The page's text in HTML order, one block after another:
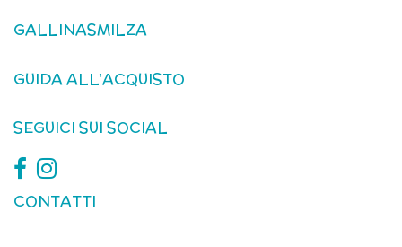
GALLINASMILZA
GUIDA ALL'ACQUISTO
SEGUICI SUI SOCIAL
CONTATTI